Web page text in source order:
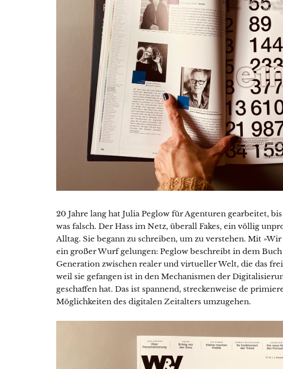
20 Jahre lang hat Julia Peglow für Agenturen gearbeitet,
was falsch. Der Hass im Netz, überall Fakes, ein völlig
Alltag. Sie begann zu schreiben, um zu verste­hen. Mit
ein großer Wurf gelungen: Peglow beschreibt in dem
Generation zwischen realer und virtueller Welt, die das
weil sie gefangen ist in den Mechanismen der
geschaffen hat. Das ist spannend, streckenweise de­
Mög­lichkeiten des digitalen Zeitalters umzugehen.